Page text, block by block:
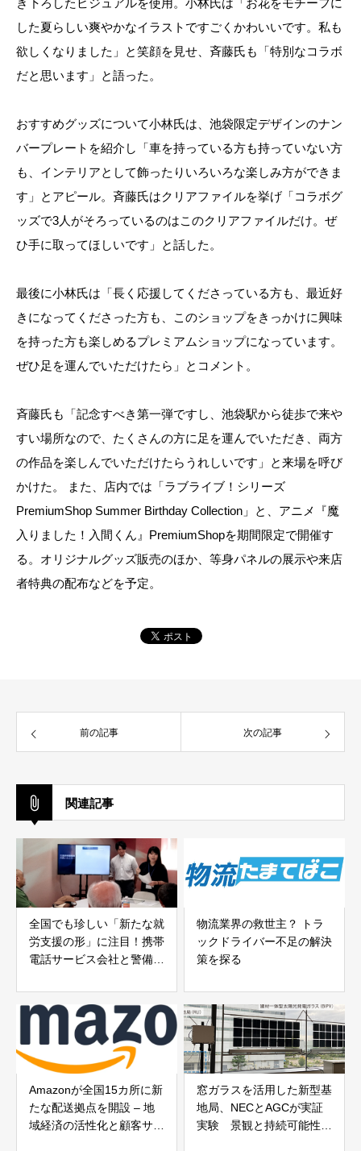
き下ろしたビジュアルを使用。小林氏は「お花をモチーフに
した夏らしい爽やかなイラストですごくかわいいです。私も
欲しくなりました」と笑顔を見せ、斉藤氏も「特別なコラボ
だと思います」と語った。
おすすめグッズについて小林氏は、池袋限定デザインのナン
バープレートを紹介し「車を持っている方も持っていない方
も、インテリアとして飾ったりいろいろな楽しみ方ができま
す」とアピール。斉藤氏はクリアファイルを挙げ「コラボグ
ッズで3人がそろっているのはこのクリアファイルだけ。ぜ
ひ手に取ってほしいです」と話した。
最後に小林氏は「長く応援してくださっている方も、最近好
きになってくださった方も、このショップをきっかけに興味
を持った方も楽しめるプレミアムショップになっています。
ぜひ足を運んでいただけたら」とコメント。
斉藤氏も「記念すべき第一弾ですし、池袋駅から徒歩で来や
すい場所なので、たくさんの方に足を運んでいただき、両方
の作品を楽しんでいただけたらうれしいです」と来場を呼び
かけた。 また、店内では「ラブライブ！シリーズ
PremiumShop Summer Birthday Collection」と、アニメ『魔
入りました！入間くん』PremiumShopを期間限定で開催す
る。オリジナルグッズ販売のほか、等身パネルの展示や来店
者特典の配布などを予定。
前の記事 次の記事
関連記事
全国でも珍しい「新たな就
労支援の形」に注目！携帯
電話サービス会社と警備会
物流業界の救世主？ トラ
ックドライバー不足の解決
策を探る
Amazonが全国15カ所に新
たな配送拠点を開設 – 地
域経済の活性化と顧客サー
窓ガラスを活用した新型基
地局、NECとAGCが実証
実験 景観と持続可能性を